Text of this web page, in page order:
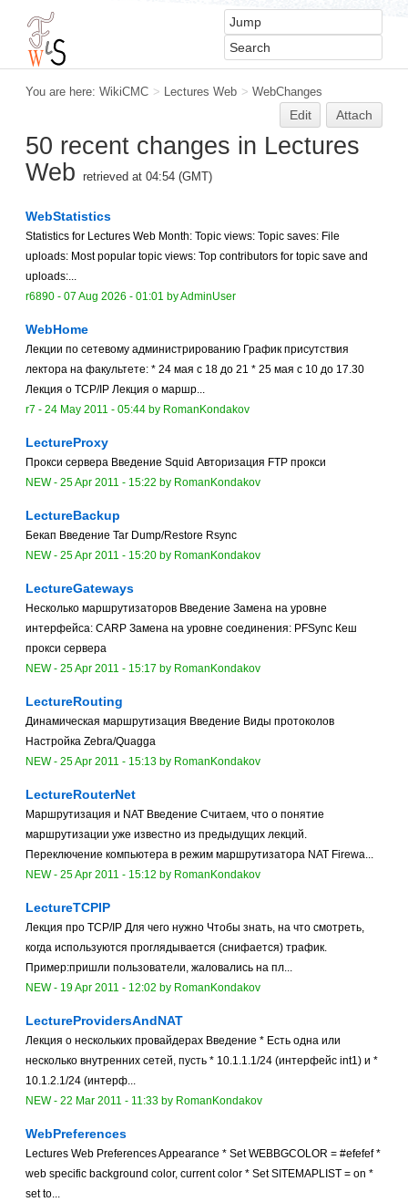
You are here: WikiCMC > Lectures Web > WebChanges
Edit Attach
50 recent changes in Lectures
Web retrieved at 04:54 (GMT)
WebStatistics
Statistics for Lectures Web Month: Topic views: Topic saves: File
uploads: Most popular topic views: Top contributors for topic save and
uploads:...
r6890 - 07 Aug 2026 - 01:01 byAdminUser
WebHome
Лекции по сетевому администрированию График присутствия
лектора на факультете: * 24 мая с 18 до 21 * 25 мая с 10 до 17.30
Лекция о TCP/IP Лекция о маршр...
r7 - 24 May 2011 - 05:44 by RomanKondakov
LectureProxy
Прокси сервера Введение Squid Авторизация FTP прокси
NEW- 25 Apr 2011 - 15:22 by RomanKondakov
LectureBackup
Бекап Введение Tar Dump/Restore Rsync
NEW- 25 Apr 2011 - 15:20 by RomanKondakov
LectureGateways
Несколько маршрутизаторов Введение Замена на уровне
интерфейса: CARP Замена на уровне соединения: PFSync Кеш
прокси сервера
NEW- 25 Apr 2011 - 15:17 by RomanKondakov
LectureRouting
Динамическая маршрутизация Введение Виды протоколов
Настройка Zebra/Quagga
NEW- 25 Apr 2011 - 15:13 by RomanKondakov
LectureRouterNet
Маршрутизация и NAT Введение Считаем, что о понятие
маршрутизации уже известно из предыдущих лекций.
Переключение компьютера в режим маршрутизатора NAT Firewa...
NEW- 25 Apr 2011 - 15:12 by RomanKondakov
LectureTCPIP
Лекция про TCP/IP Для чего нужно Чтобы знать, на что смотреть,
когда используются проглядывается (снифается) трафик.
Пример:пришли пользователи, жаловались на пл...
NEW- 19 Apr 2011 - 12:02 by RomanKondakov
LectureProvidersAndNAT
Лекция о нескольких провайдерах Введение * Есть одна или
несколько внутренних сетей, пусть * 10.1.1.1/24 (интерфейс int1) и *
10.1.2.1/24 (интерф...
NEW- 22 Mar 2011 - 11:33 by RomanKondakov
WebPreferences
Lectures Web Preferences Appearance * Set WEBBGCOLOR = #efefef *
web specific background color, current color * Set SITEMAPLIST = on *
set to...